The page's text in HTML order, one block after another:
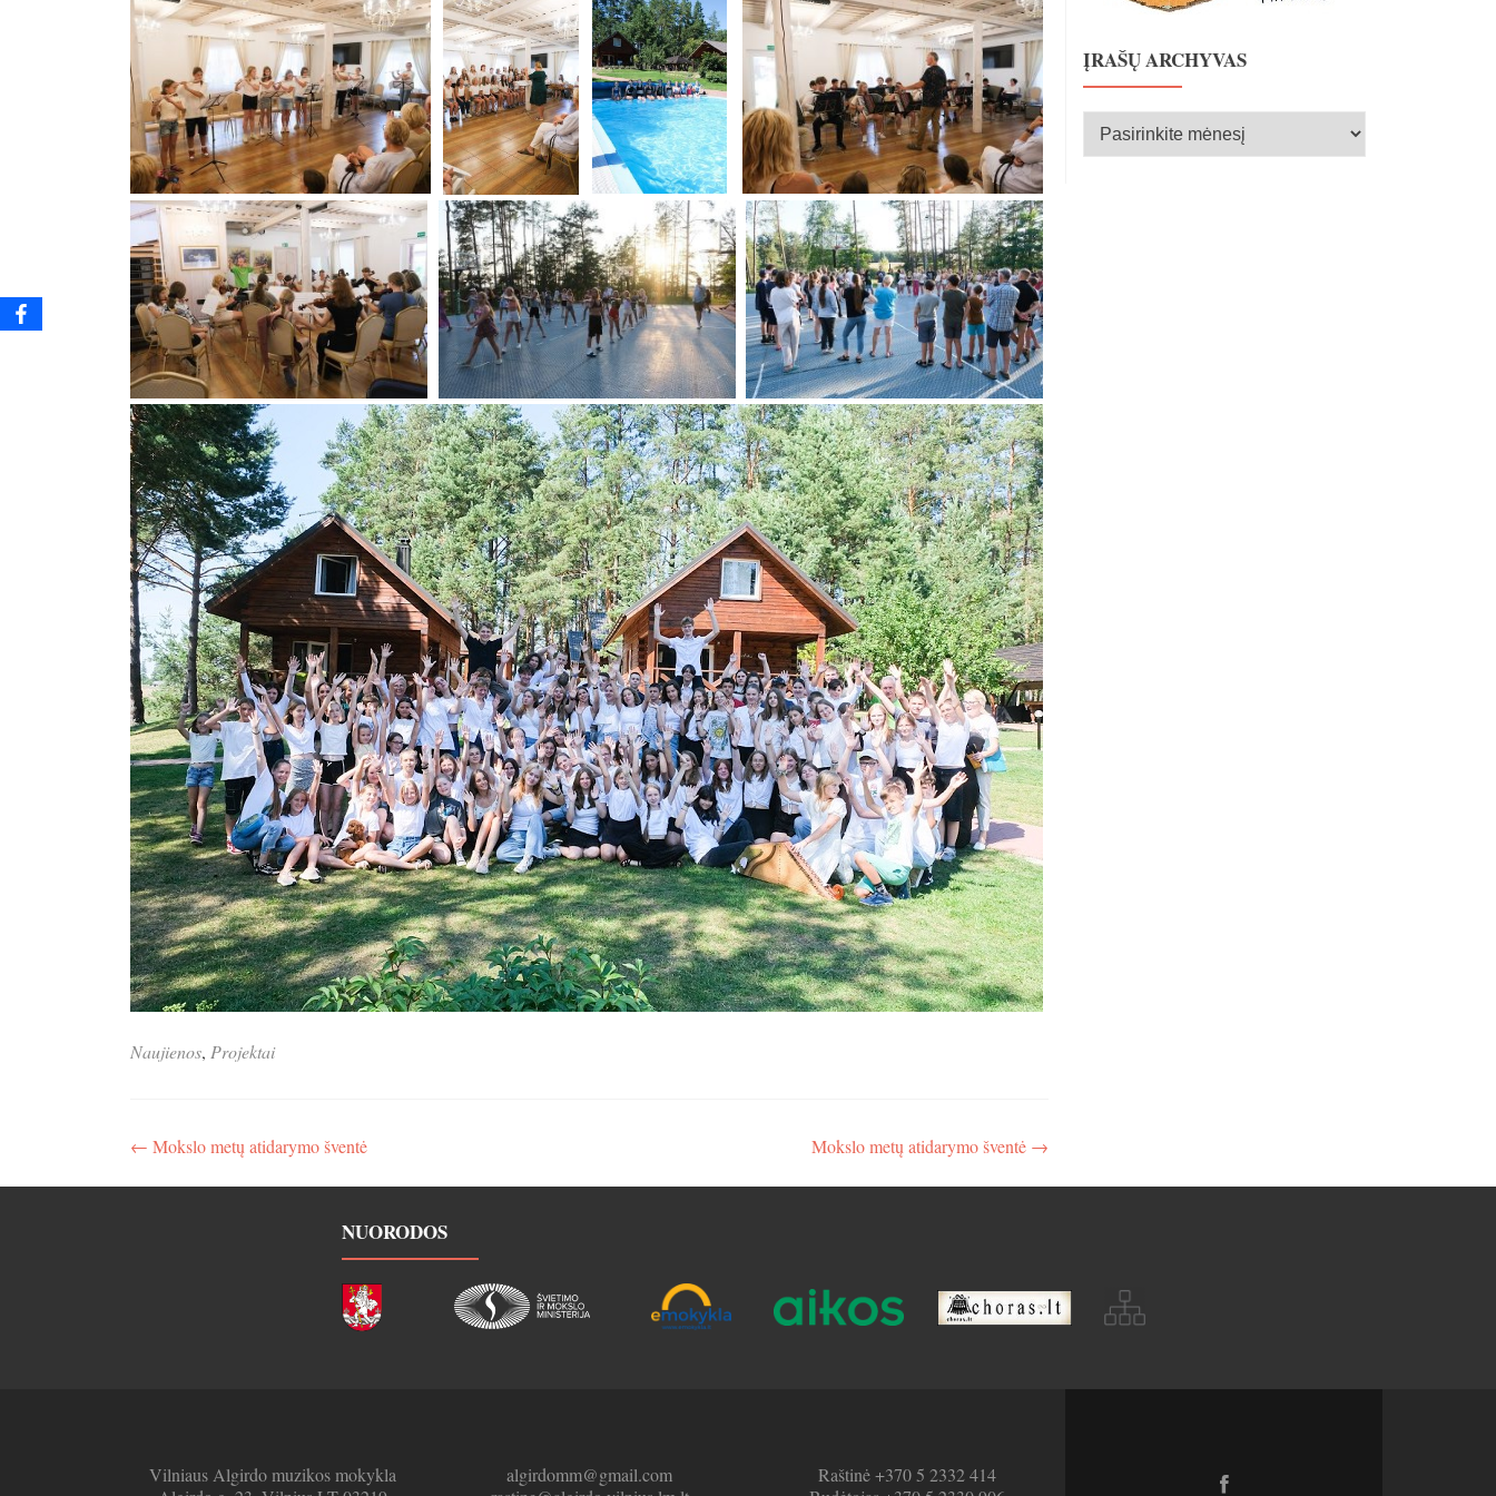
Naujienos, Projektai
Navigacija
tarp
← Mokslo metų atidarymo šventė Mokslo metų atidarymo šventė →
ĮRAŠŲ ARCHYVAS
Įrašų
NUORODOS
Vilniaus Algirdo muzikos mokykla
algirdomm@gmail.com
Raštinė +370 5 2332 414
Facebook